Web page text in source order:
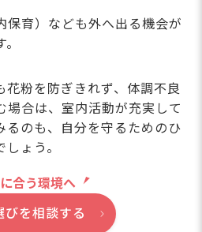
保育）なども外へ出る機会が
花粉を防ぎきれず、体調不良
場合は、室内活動が充実して
るのも、自分を守るためのひ
ょう。
合う環境へ
びを相談する